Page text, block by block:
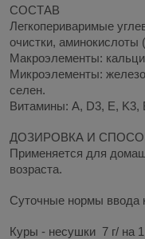
СОСТАВ
Легкопериваримые
очистки, аминокислоты
Макроэлементы:
Микроэлементы:
селен.
Витамины: A, D3, E, K3,
ДОЗИРОВКА И
Применяется для
возраста.
Суточные нормы ввода
Куры - несушки 7 г/ на 1